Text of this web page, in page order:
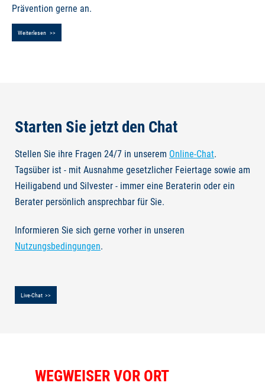
E
Prävention gerne an.
Weiterlesen
Starten Sie jetzt den Chat
Stellen Sie ihre Fragen 24/7 in unserem Online-Chat.
Tagsüber ist - mit Ausnahme gesetzlicher Feiertage sowie am
Heiligabend und Silvester - immer eine Beraterin oder ein
Berater persönlich ansprechbar für Sie.
Informieren Sie sich gerne vorher in unseren
Nutzungsbedingungen.
Live-Chat
WEGWEISER VOR ORT